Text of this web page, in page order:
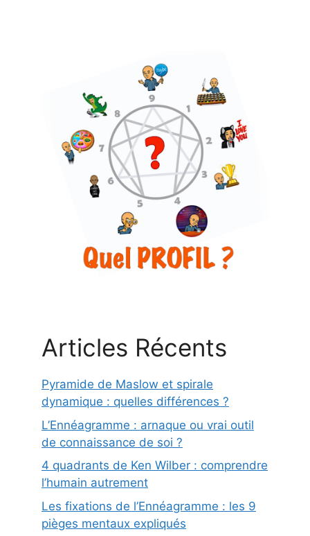
Articles Récents
Pyramide de Maslow et spirale
dynamique : quelles différences ?
L’Ennéagramme : arnaque ou vrai outil
de connaissance de soi ?
4 quadrants de Ken Wilber : comprendre
l’humain autrement
Les fixations de l’Ennéagramme : les 9
pièges mentaux expliqués